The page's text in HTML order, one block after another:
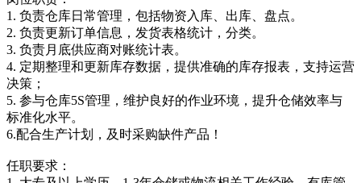
1. 负责仓库日常管理，包括物资入库、出库、盘点。
2. 负责更新订单信息，发货表格统计，分类。
3. 负责月底供应商对账统计表。
4. 定期整理和更新库存数据，提供准确的库存报表，支持运营
决策；
5. 参与仓库5S管理，维护良好的作业环境，提升仓储效率与
标准化水平。
6.配合生产计划，及时采购缺件产品！
任职要求：